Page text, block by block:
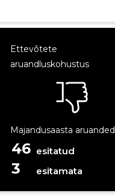
Ettevõtete
aruandluskohustus
Majandusaasta aruanded
46 esitatud
3 esitamata